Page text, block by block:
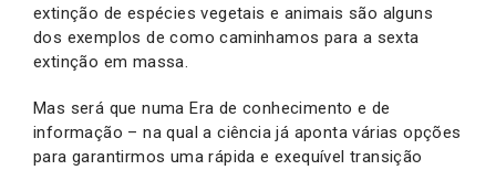
extinção de espécies vegetais e animais são alguns
dos exemplos de como caminhamos para a sexta
extinção em massa.
Mas será que numa Era de conhecimento e de
informação – na qual a ciência já aponta várias opções
para garantirmos uma rápida e exequível transição